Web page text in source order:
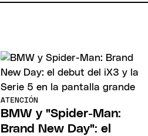
ATENCIÓN
BMW y "Spider-Man:
Brand New Day": el